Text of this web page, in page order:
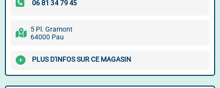
5 Pl. Gramont
64000 Pau
PLUS D'INFOS SUR CE MAGASIN